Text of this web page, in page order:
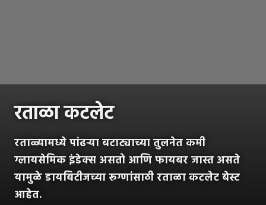
रताळा कटलेट
रताळ्यामध्ये पांढऱ्या बटाट्याच्या तुलनेत कमी
ग्लायसेमिक इंडेक्स असतो आणि फायबर जास्त असते
यामुळे डायबिटीजच्या रूग्णांसाठी रताळा कटलेट बेस्ट
आहेत.